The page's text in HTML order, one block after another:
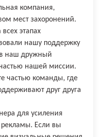
компания,
мест захоронений.
этапах
нашу поддержку
наш дружный
частью нашей миссии.
частью команды, где
друг друга
для усиления
Если вы